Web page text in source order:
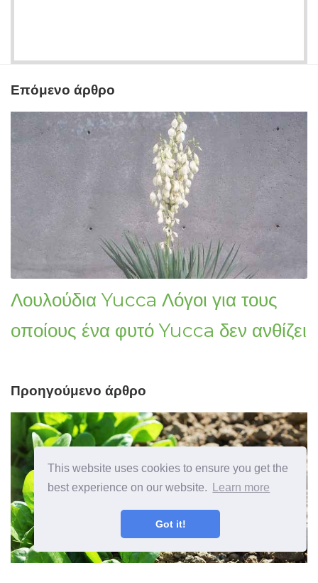
This website uses cookies to ensure you get the
best experience on our website.
Learn more
Got it!
Επόμενο άρθρο
Λουλούδια Yucca Λόγοι για τους
οποίους ένα φυτό Yucca δεν ανθίζει
Προηγούμενο άρθρο